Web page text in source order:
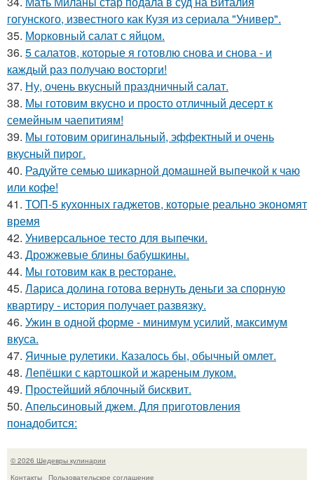
гогунского, известного как Кузя из сериала "Универ".
35. Морковный салат с яйцом.
36. 5 салатов, которые я готовлю снова и снова - и
каждый раз получаю восторги!
37. Ну, очень вкусный праздничный салат.
38. Мы готовим вкусно и просто отличный десерт к
семейным чаепитиям!
39. Мы готовим оригинальный, эффектный и очень
вкусный пирог.
40. Радуйте семью шикарной домашней выпечкой к чаю
или кофе!
41. ТОП-5 кухонных гаджетов, которые реально экономят
время
42. Универсальное тесто для выпечки.
43. Дрожжевые блины бабушкины.
44. Мы готовим как в ресторане.
45. Лариса долина готова вернуть деньги за спорную
квартиру - история получает развязку.
46. Ужин в одной форме - минимум усилий, максимум
вкуса.
47. Яичные рулетики. Казалось бы, обычный омлет.
48. Лепёшки с картошкой и жареным луком.
49. Простейший яблочный бисквит.
50. Апельсиновый джем. Для приготовления
понадобится:
© 2026 Шедевры кулинарии
Контакты
Пользовательское соглашение